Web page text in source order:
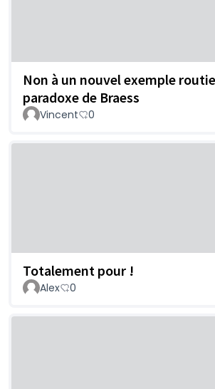
Non à un nouvel exemple
paradoxe de Braess
Vincent 0
Totalement pour !
Alex 0